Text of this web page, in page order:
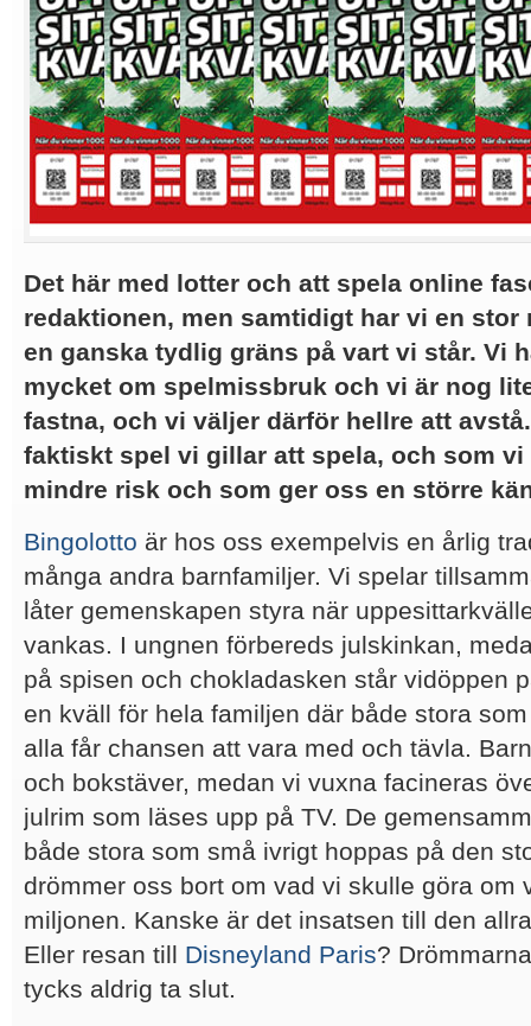
Det här med lotter och att spela online
redaktionen, men samtidigt har vi en stor
en ganska tydlig gräns på vart vi står. Vi
mycket om spelmissbruk och vi är nog
fastna, och vi väljer därför hellre att
faktiskt spel vi gillar att spela, och som vi
mindre risk och som ger oss en större
Bingolotto är hos oss exempelvis en årlig
många andra barnfamiljer. Vi spelar
låter gemenskapen styra när
vankas. I ungnen förbereds julskinkan,
på spisen och chokladasken står vidöppen
en kväll för hela familjen där både stora
alla får chansen att vara med och tävla.
och bokstäver, medan vi vuxna facineras
julrim som läses upp på TV. De
både stora som små ivrigt hoppas på den
drömmer oss bort om vad vi skulle göra om
miljonen. Kanske är det insatsen till den
Eller resan till Disneyland Paris?
tycks aldrig ta slut.